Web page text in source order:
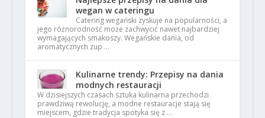
wegan w cateringu
Catering wegański zyskuje na popularności, a
jego różnorodność może zachwycić nawet najbardziej
wymagających smakoszy. Wegańskie dania, od
aromatycznych zup …
Kulinarne trendy: Przepisy na dania
modnych restauracji
W dzisiejszych czasach sztuka kulinarna przechodzi
prawdziwą rewolucję, a modne restauracje stają się
miejscem, gdzie tradycja spotyka się z …